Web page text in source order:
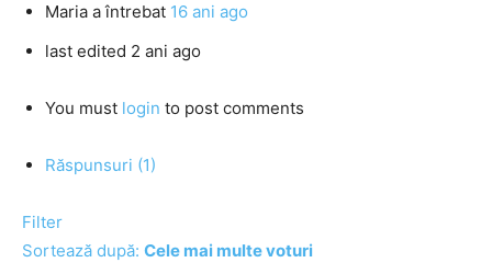
Maria a întrebat 16 ani ago
last edited 2 ani ago
You must login to post comments
Răspunsuri (1)
Filter
Sortează după: Cele mai multe voturi